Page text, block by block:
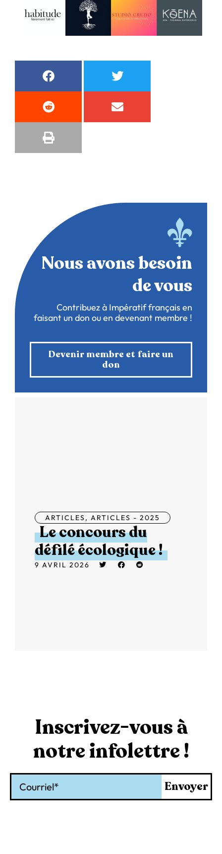
Nous avons besoin
de vous
Contribuez à Impératif français en
faisant un don ou en devenant membre !
Devenir membre et faire un
don
ARTICLES, ARTICLES - 2025
Le concours du
défilé écologique !
9 AVRIL 2026
Inscrivez-vous à
notre infolettre !
Envoyer